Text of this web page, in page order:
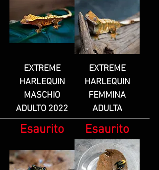
EXTREME
HARLEQUIN
MASCHIO
ADULTO 2022
Esaurito
EXTREME
HARLEQUIN
FEMMINA
ADULTA
Esaurito